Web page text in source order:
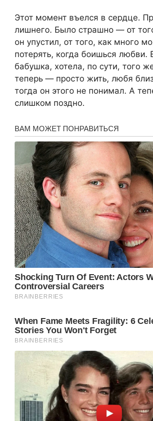
Этот момент въелся в сердце.
лишнего. Было страшно — от
он упустил, от того, как много
потерять, когда боишься любви.
бабушка, хотела, по сути, того
теперь — просто жить, любя
тогда он этого не понимал. А
слишком поздно.